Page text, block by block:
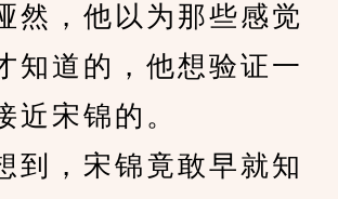
，他以为那些感觉
知道的，他想验证一
近宋锦的。
，宋锦竟敢早就知